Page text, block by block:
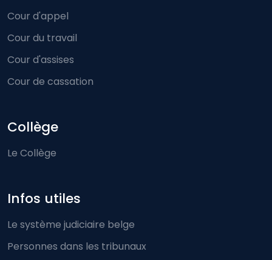
Cour d'appel
Cour du travail
Cour d'assises
Cour de cassation
Collège
Le Collège
Infos utiles
Le système judiciaire belge
Personnes dans les tribunaux